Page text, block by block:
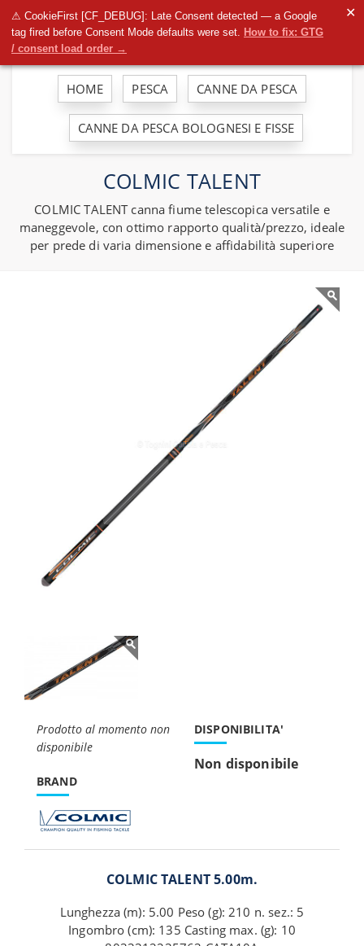
⚠ CookieFirst [CF_DEBUG]: Late Consent detected — a Google
tag fired before Consent Mode defaults were set. How to fix: GTG
/ consent load order →
✕
HOME PESCA CANNE DA PESCA
CANNE DA PESCA BOLOGNESI E FISSE
COLMIC TALENT
COLMIC TALENT canna fiume telescopica versatile e
maneggevole, con ottimo rapporto qualità/prezzo, ideale
per prede di varia dimensione e affidabilità superiore
Prodotto al momento non
disponibile
BRAND
DISPONIBILITA'
Non disponibile
COLMIC TALENT 5.00m.
Lunghezza (m): 5.00 Peso (g): 210 n. sez.: 5
Ingombro (cm): 135 Casting max. (g): 10